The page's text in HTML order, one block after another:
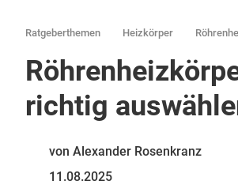
Ratgeberthemen Heizkörper
richtig
von Alexander Rosenkranz
11.08.2025